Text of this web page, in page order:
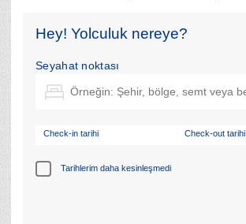
Hey! Yolculuk nereye?
Seyahat noktası
Check-in tarihi Check-out tarihi
Tarihlerim daha kesinleşmedi